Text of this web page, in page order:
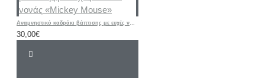
Αναμνηστικό καδράκι βάπτισης με ευχές νονού / νονάς «Mickey Mouse»
30,00€